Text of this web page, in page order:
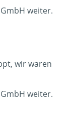
weiter.
wir waren
weiter.